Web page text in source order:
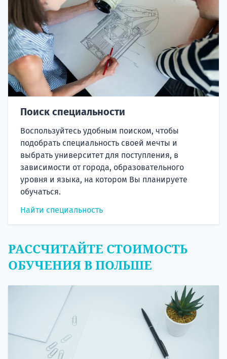
Поиск специальности
Воспользуйтесь удобным поиском, чтобы
подобрать специальность своей мечты и
выбрать университет для поступления, в
зависимости от города, образовательного
уровня и языка, на котором Вы планируете
обучаться.
Найти специальность
РАССЧИТАЙТЕ СТОИМОСТЬ
ОБУЧЕНИЯ В ПОЛЬШЕ